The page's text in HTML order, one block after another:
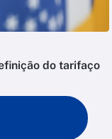
do tarifaço